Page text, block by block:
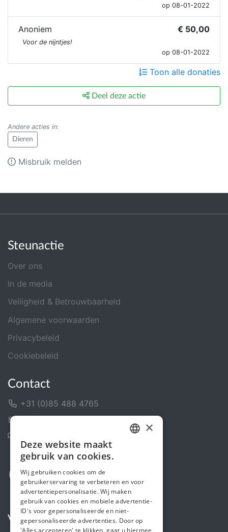
op 08-01-2022
Anoniem € 50,00
Voor de nijntjes!
op 08-01-2022
Toon alle donaties
Deel deze actie
Andere acties in:
Dieren
Misbruik melden
Steunactie
Over ons
In de media
Veiligheid & Betrouwbaarheid
Algemene voorwaarden
Privacybeleid
Cookiebeleid
Contact
+31 (0)85 488 4765
Volg ons
ENGLISH
×
Deze website maakt
gebruik van cookies.
Wij gebruiken cookies om de
gebruikerservaring te verbeteren en voor
advertentiepersonalisatie. Wij maken
gebruik van cookies en mobiele advertentie-
ID's voor gepersonaliseerde en niet-
gepersonaliseerde advertenties. Door op
'Alles accepteren' te klikken, gaat u hiermee